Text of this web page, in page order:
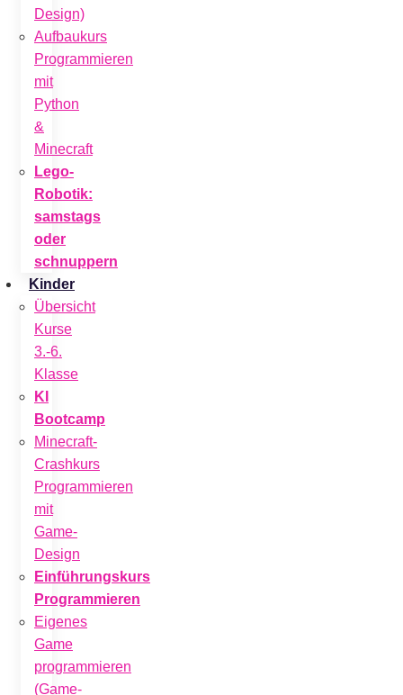
Design)
Aufbaukurs
Programmieren
mit
Python
&
Minecraft
Lego-
Robotik:
samstags
oder
schnuppern
Kinder
Übersicht
Kurse
3.-6.
Klasse
KI
Bootcamp
Minecraft-
Crashkurs
Programmieren
mit
Game-
Design
Einführungskurs
Programmieren
Eigenes
Game
programmieren
(Game-